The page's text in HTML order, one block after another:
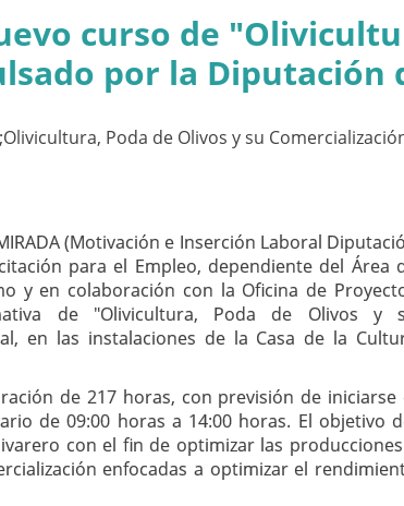
curso de
por la Diputación
(Motivación e Inserción Laboral
para el Empleo, dependiente del Área
y en colaboración con la Oficina de
de "Olivicultura, Poda de Olivos y
en las instalaciones de la Casa de la
de 217 horas, con previsión de iniciarse
de 09:00 horas a 14:00 horas. El objetivo
con el fin de optimizar las
enfocadas a optimizar el